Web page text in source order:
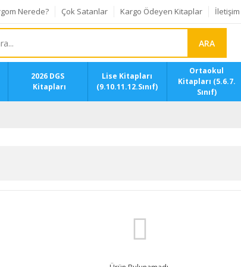
Nerede? Çok Satanlar Kargo Ödeyen Kitaplar İletişim
ARA
2026 DGS
Kitapları
Lise Kitapları
(9.10.11.12.Sınıf)
Ortaokul
Kitapları (5.6.7.
Sınıf)